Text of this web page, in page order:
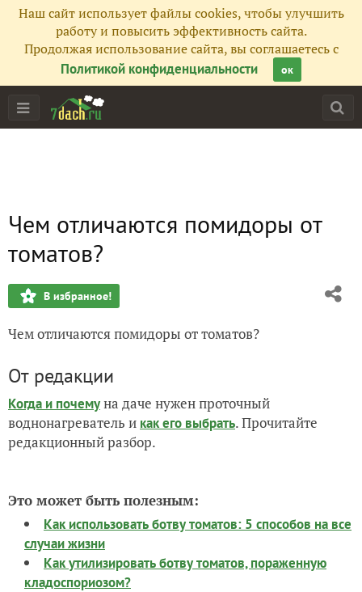
Наш сайт использует файлы cookies, чтобы улучшить
работу и повысить эффективность сайта.
Продолжая использование сайта, вы соглашаетесь с
Политикой конфиденциальности
ок
Чем отличаются помидоры от
томатов?
В избранное!
Чем отличаются помидоры от томатов?
От редакции
Когда и почемуна даче нужен проточный
воднонагреватель и как его выбрать. Прочитайте
редакционный разбор.
Это может быть полезным:
Как использовать ботву томатов: 5 способов на все
случаи жизни
Как утилизировать ботву томатов, пораженную
кладоспориозом?